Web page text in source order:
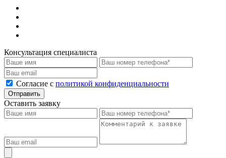
Консультация специалиста
Cогласие с политикой конфиденциальности
Отправить
Оставить заявку